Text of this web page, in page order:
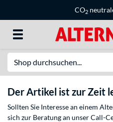
CO2
Der Artikel ist zur Zeit
Sollten Sie Interesse an einem
sich zur Beratung an unser Call-